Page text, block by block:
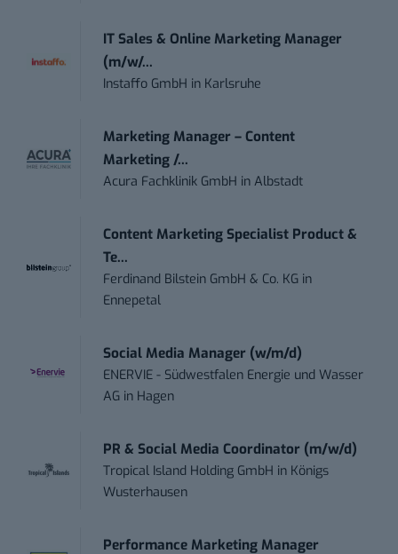
IT Sales & Online Marketing Manager
(m/w/...
Instaffo GmbH in Karlsruhe
Marketing Manager – Content
Marketing /...
Acura Fachklinik GmbH inAlbstadt
Content Marketing Specialist Product &
Te...
Ferdinand Bilstein GmbH & Co. KG in
Ennepetal
Social Media Manager (w/m/d)
ENERVIE - Südwestfalen Energie und Wasser
AG in Hagen
PR & Social Media Coordinator (m/w/d)
Tropical Island Holding GmbH in Königs
Wusterhausen
Performance Marketing Manager